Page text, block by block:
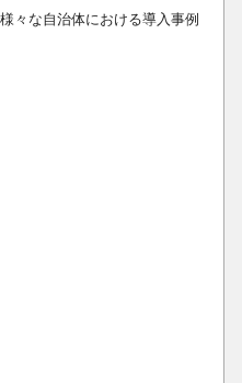
々な自治体における導入事例